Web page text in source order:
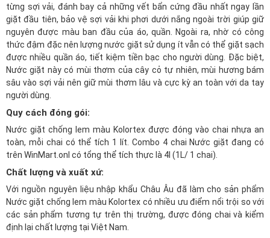
từng sợi vải, đánh bay cả những vết bẩn cứng đầu nhất ngay lần
giặt đầu tiên, bảo vệ sợi vải khi phơi dưới nắng ngoài trời giúp giữ
nguyên được màu ban đầu của áo, quần. Ngoài ra, nhờ có công
thức đậm đặc nên lượng nước giặt sử dụng ít vẫn có thể giặt sạch
được nhiều quần áo, tiết kiệm tiền bạc cho người dùng. Đặc biệt,
Nước giặt này có mùi thơm của cây cỏ tự nhiên, mùi hương bám
sâu vào sợi vải nên giữ mùi thơm lâu và cực kỳ an toàn với da tay
người dùng.
Quy cách đóng gói:
Nước giặt chống lem màu Kolortex được đóng vào chai nhựa an
toàn, mỗi chai có thể tích 1 lít. Combo 4 chai Nước giặt đang có
trên WinMart.onl có tổng thể tích thực là 4l (1L/ 1 chai).
Chất lượng và xuất xứ:
Với nguồn nguyên liệu nhập khẩu Châu Âu đã làm cho sản phẩm
Nước giặt chống lem màu Kolortex có nhiều ưu điểm nổi trội so với
các sản phẩm tương tự trên thị trường, được đóng chai và kiểm
định lại chất lượng tại Việt Nam.